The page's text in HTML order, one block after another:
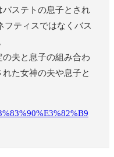
ステトの息子とされ
フティスではなくバス
夫と息子の組み合わ
た女神の夫や息子と